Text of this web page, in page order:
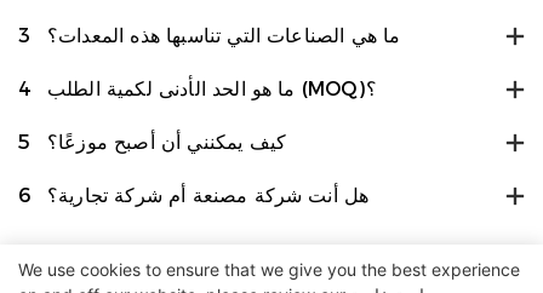
3 ما هي الصناعات التي تناسبها هذه المعدات؟
4 ما هو الحد الأدنى لكمية الطلب (MOQ)؟
5 كيف يمكنني أن أصبح موزعًا؟
6 هل أنت شركة مصنعة أم شركة تجارية؟
We use cookies to ensure that we give you the best experience